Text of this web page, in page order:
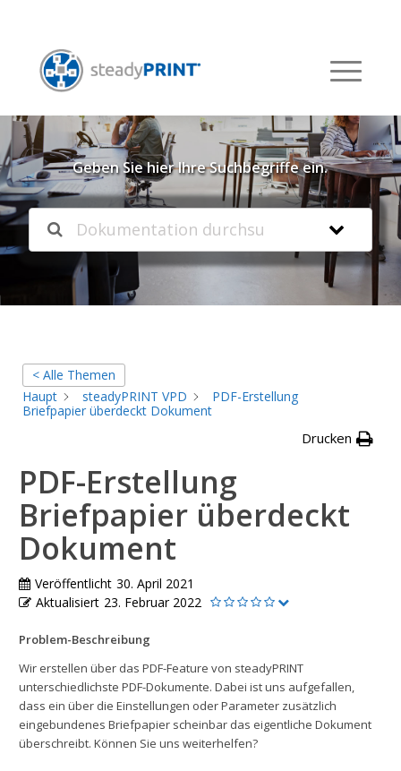
Willkommen in unserer
Knowledgebase
Geben Sie hier Ihre Suchbegriffe ein.
< Alle Themen
Haupt
steadyPRINT VPD
PDF-Erstellung
Briefpapier überdeckt Dokument
Drucken
PDF-Erstellung
Briefpapier überdeckt
Dokument
Veröffentlicht 30. April 2021
Aktualisiert 23. Februar 2022
Problem-Beschreibung
Wir erstellen über das PDF-Feature von steadyPRINT
unterschiedlichste PDF-Dokumente. Dabei ist uns aufgefallen,
dass ein über die Einstellungen oder Parameter zusätzlich
eingebundenes Briefpapier scheinbar das eigentliche Dokument
überschreibt. Können Sie uns weiterhelfen?